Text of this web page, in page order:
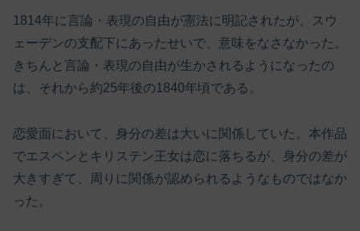
1814年に言論・表現の自由が憲法に明記されたが、スウ
ェーデンの支配下にあったせいで、意味をなさなかった。
きちんと言論・表現の自由が生かされるようになったの
は、それから約25年後の1840年頃である。
恋愛面において、身分の差は大いに関係していた。本作品
でエスペンとキリステン王女は恋に落ちるが、身分の差が
大きすぎて、周りに関係が認められるようなものではなか
った。